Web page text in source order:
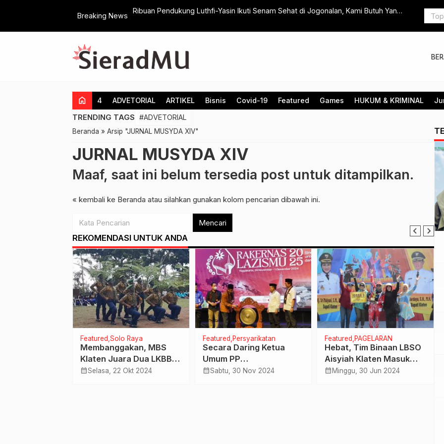
Breaking News
Pendukung Luthfi-Yasin Ikuti Senam Sehat di Jogonalan, Kami Butuh Yang Persemian Gedung TPQ Al-Iman Kemit Pepe, Takmir
home 4 ADVETORIAL ARTIKEL Bisnis Covid-19 Featured Games HUKUM & KRIMINAL
TRENDING TAGS #ADVETORIAL
Beranda » Arsip "JURNAL MUSYDA XIV"
JURNAL MUSYDA XIV
Maaf, saat ini belum tersedia post untuk ditampilkan.
« kembali ke Beranda atau silahkan gunakan kolom pencarian dibawah ini.
Mencari
REKOMENDASI UNTUK ANDA
Featured Solo Raya
Membanggakan, MBS
Klaten Juara Dua LKBB
Kemah Santri
calendar_monthSelasa, 22 Okt 2024
Featured Persyarikatan
Secara Daring Ketua
Umum PP
Muhammadiyah Buka
calendar_monthSabtu, 30 Nov 2024
Featured PAGELARAN
Hebat, Tim Binaan LBSO
Aisyiah Klaten Masuk
Juara Lomba Senam
calendar_monthMinggu, 30 Jun 2024